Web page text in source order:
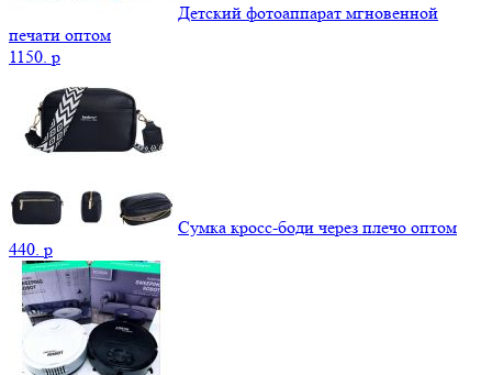
Детский фотоаппарат мгновенной
печати оптом
1150. p
Сумка кросс-боди через плечо оптом
440. p